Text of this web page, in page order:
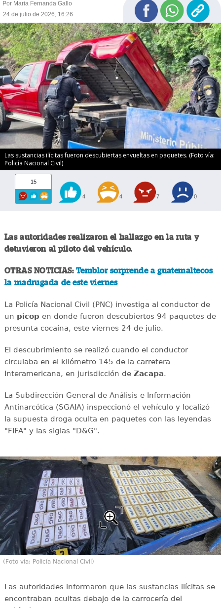
Por Maria Fernanda Gallo
24 de julio de 2026, 16:26
Las sustancias ilícitas fueron descubiertas envueltas en paquetes. (Foto vía:
Policía Nacional Civil)
15
4 4 7 0
Las autoridades realizaron el hallazgo en la ruta y
detuvieron al piloto del vehículo.
OTRAS NOTICIAS: Temblor sorprende a guatemaltecos
la madrugada de este viernes
La Policía Nacional Civil (PNC) investiga al conductor de
un picop en donde fueron descubiertos 94 paquetes de
presunta cocaína, este viernes 24 de julio.
El descubrimiento se realizó cuando el conductor
circulaba en el kilómetro 145 de la carretera
Interamericana, en jurisdicción de Zacapa.
La Subdirección General de Análisis e Información
Antinarcótica (SGAIA) inspeccionó el vehículo y localizó
la supuesta droga oculta en paquetes con las leyendas
"FIFA" y las siglas "D&G".
(Foto vía: Policía Nacional Civil)
Las autoridades informaron que las sustancias ilícitas se
encontraban ocultas debajo de la carrocería del